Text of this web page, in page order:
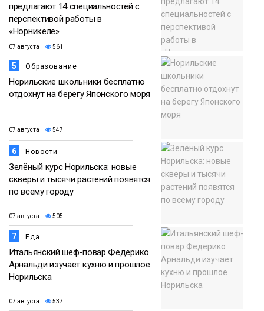
предлагают 14 специальностей с
перспективой работы в
«Норникеле»
07 августа 561
5 Образование
Норильские школьники бесплатно
отдохнут на берегу Японского моря
07 августа 547
6 Новости
Зелёный курс Норильска: новые
скверы и тысячи растений появятся
по всему городу
07 августа 505
7 Еда
Итальянский шеф-повар Федерико
Арнальди изучает кухню и прошлое
Норильска
07 августа 537